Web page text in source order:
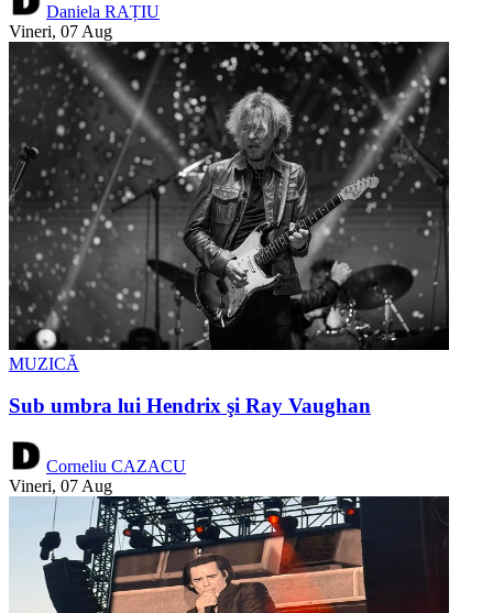
Daniela RAȚIU
Vineri, 07 Aug
MUZICĂ
Sub umbra lui Hendrix şi Ray Vaughan
Corneliu CAZACU
Vineri, 07 Aug